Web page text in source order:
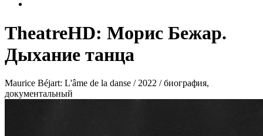
TheatreHD: Морис Бежар.
Дыхание танца
Maurice Béjart: L'âme de la danse / 2022 / биография,
документальный